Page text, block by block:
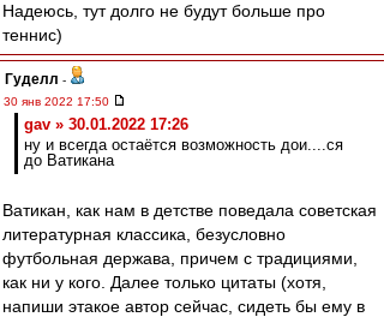
Надеюсь, тут долго не будут больше про
теннис)
Гуделл -
30 янв 2022 17:50
gav » 30.01.2022 17:26
ну и всегда остаётся возможность дои....ся
до Ватикана
Ватикан, как нам в детстве поведала советская
литературная классика, безусловно
футбольная держава, причем с традициями,
как ни у кого. Далее только цитаты (хотя,
напиши этакое автор сейчас, сидеть бы ему в